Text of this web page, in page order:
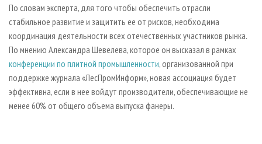
ИНСТРУМЕНТ И МАТЕРИАЛЫ
БИБЛИОТЕКА СПЕЦИАЛИСТА
По словам эксперта, для того чтобы обеспечить отрасли
стабильное развитие и защитить ее от рисков, необходима
координация деятельности всех отечественных участников рынка.
По мнению Александра Шевелева, которое он высказал в рамках
конференции по плитной промышленности, организованной при
поддержке журнала «ЛесПромИнформ», новая ассоциация будет
эффективна, если в нее войдут производители, обеспечивающие не
менее 60% от общего объема выпуска фанеры.